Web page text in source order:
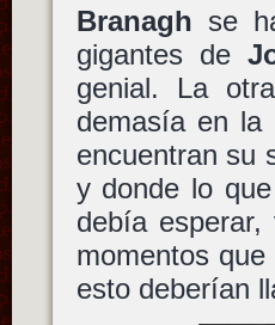
Branagh se
gigantes de
genial. La
demasía en la
encuentran su
y donde lo
debía
momentos
esto deberían